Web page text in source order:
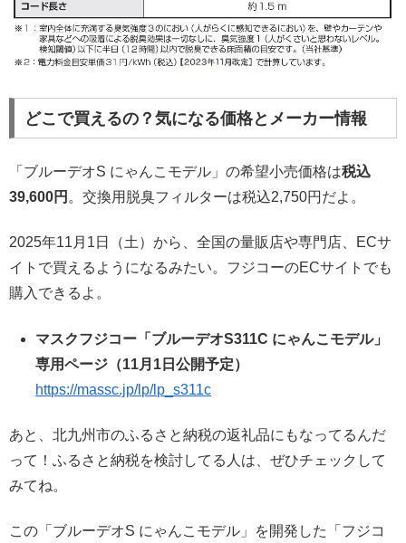
どこで買えるの？気になる価格とメーカー情報
「ブルーデオS にゃんこモデル」の希望小売価格は税込
39,600円 。交換用脱臭フィルターは税込2,750円だよ。
2025年11月1日（土）から、全国の量販店や専門店、ECサ
イトで買えるようになるみたい。フジコーのECサイトでも
購入できるよ。
マスクフジコー「ブルーデオS311C にゃんこモデル」
専用ページ（11月1日公開予定）
https://massc.jp/lp/lp_s311c
あと、北九州市のふるさと納税の返礼品にもなってるんだ
って！ふるさと納税を検討してる人は、ぜひチェックして
みてね。
この「ブルーデオS にゃんこモデル」を開発した「フジコ